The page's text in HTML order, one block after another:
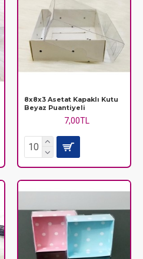
8x8x3 Asetat Kapaklı Kutu
Beyaz Puantiyeli
7,00TL